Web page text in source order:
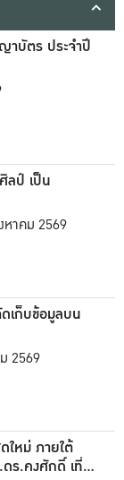
บัตร ประจำปี
ลป์ เป็น
หาคม 2569
เก็บข้อมูลบน
2569
ใหม่ ภายใต้
ร.คงศักดิ์ เที่ยง